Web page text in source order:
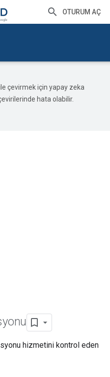
OTURUM AÇ
çevirmek için yapay zeka
hata olabilir.
hizmetini kontrol eden